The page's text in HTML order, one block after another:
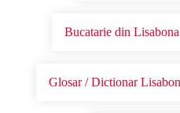
Bucatarie din Lisabona
Glosar / Dictionar